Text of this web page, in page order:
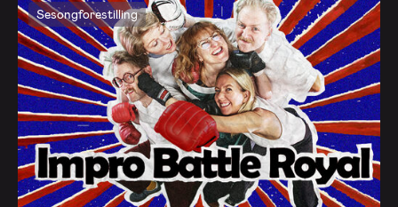
Sesongforestilling